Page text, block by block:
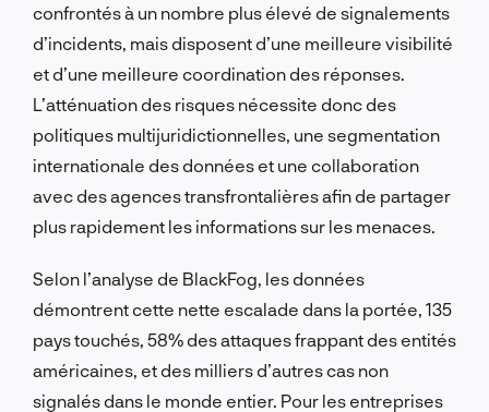
confrontés à un nombre plus élevé de signalements
d’incidents, mais disposent d’une meilleure visibilité
et d’une meilleure coordination des réponses.
L’atténuation des risques nécessite donc des
politiques multijuridictionnelles, une segmentation
internationale des données et une collaboration
avec des agences transfrontalières afin de partager
plus rapidement les informations sur les menaces.
Selon l’analyse de BlackFog, les données
démontrent cette nette escalade dans la portée, 135
pays touchés, 58% des attaques frappant des entités
américaines, et des milliers d’autres cas non
signalés dans le monde entier. Pour les entreprises